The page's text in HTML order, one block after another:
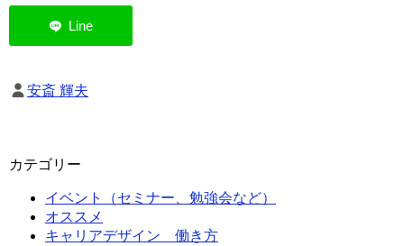
安斎 輝夫
カテゴリー
イベント（セミナー、勉強会など）
オススメ
キャリアデザイン 働き方